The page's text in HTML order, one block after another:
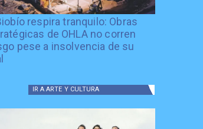
respira tranquilo: Obras
de OHLA no corren
pese a insolvencia de su
IR A ARTE Y CULTURA